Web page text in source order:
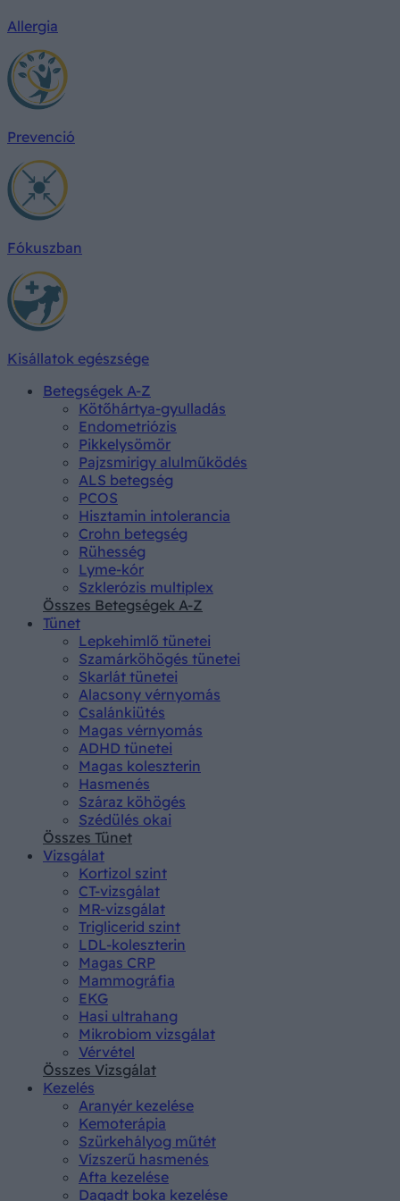
Allergia
Prevenció
Fókuszban
Kisállatok egészsége
Betegségek A-Z
Kötőhártya-gyulladás
Endometriózis
Pikkelysömör
Pajzsmirigy alulműködés
ALS betegség
PCOS
Hisztamin intolerancia
Crohn betegség
Rühesség
Lyme-kór
Szklerózis multiplex
Összes Betegségek A-Z
Tünet
Lepkehimlő tünetei
Szamárköhögés tünetei
Skarlát tünetei
Alacsony vérnyomás
Csalánkiütés
Magas vérnyomás
ADHD tünetei
Magas koleszterin
Hasmenés
Száraz köhögés
Szédülés okai
Összes Tünet
Vizsgálat
Kortizol szint
CT-vizsgálat
MR-vizsgálat
Triglicerid szint
LDL-koleszterin
Magas CRP
Mammográfia
EKG
Hasi ultrahang
Mikrobiom vizsgálat
Vérvétel
Összes Vizsgálat
Kezelés
Aranyér kezelése
Kemoterápia
Szürkehályog műtét
Vízszerű hasmenés
Afta kezelése
Dagadt boka kezelése